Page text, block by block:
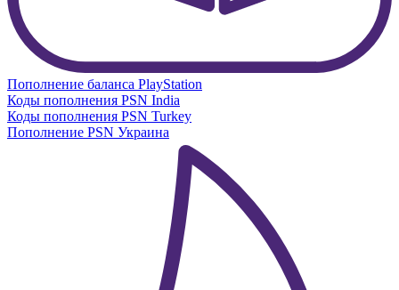
Пополнение баланса PlayStation
Коды пополнения PSN India
Коды пополнения PSN Turkey
Пополнение PSN Украина